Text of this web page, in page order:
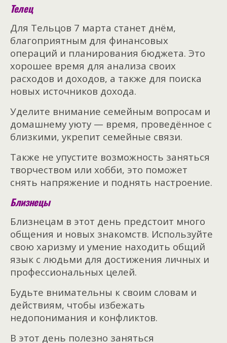
Телец
Для Тельцов 7 марта станет днём,
благоприятным для финансовых
операций и планирования бюджета. Это
хорошее время для анализа своих
расходов и доходов, а также для поиска
новых источников дохода.
Уделите внимание семейным вопросам и
домашнему уюту — время, проведённое с
близкими, укрепит семейные связи.
Также не упустите возможность заняться
творчеством или хобби, это поможет
снять напряжение и поднять настроение.
Близнецы
Близнецам в этот день предстоит много
общения и новых знакомств. Используйте
свою харизму и умение находить общий
язык с людьми для достижения личных и
профессиональных целей.
Будьте внимательны к своим словам и
действиям, чтобы избежать
недопонимания и конфликтов.
В этот день полезно заняться